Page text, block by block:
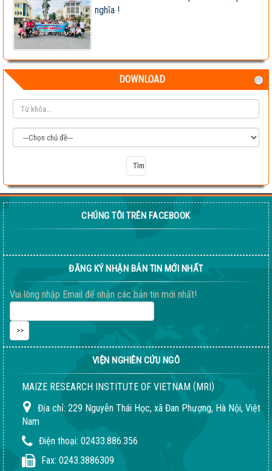
Test
04-08-2026 06:15:38 PM
Giống ngô ngọt 198
nghĩa !
DOWNLOAD
CHÚNG TÔI TRÊN FACEBOOK
ĐĂNG KÝ NHẬN BẢN TIN MỚI NHẤT
Vui lòng nhập Email để nhận các bản tin mới nhất!
VIỆN NGHIÊN CỨU NGÔ
MAIZE RESEARCH INSTITUTE OF VIETNAM (MRI)
Địa chỉ: 229 Nguyễn Thái Học, xã Đan Phượng, Hà Nội, Việt
Nam
Điện thoại: 02433.886.356
Fax: 0243.3886309